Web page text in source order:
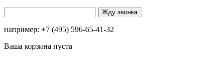
например: +7 (495) 596-65-41-32
Ваша корзина пуста